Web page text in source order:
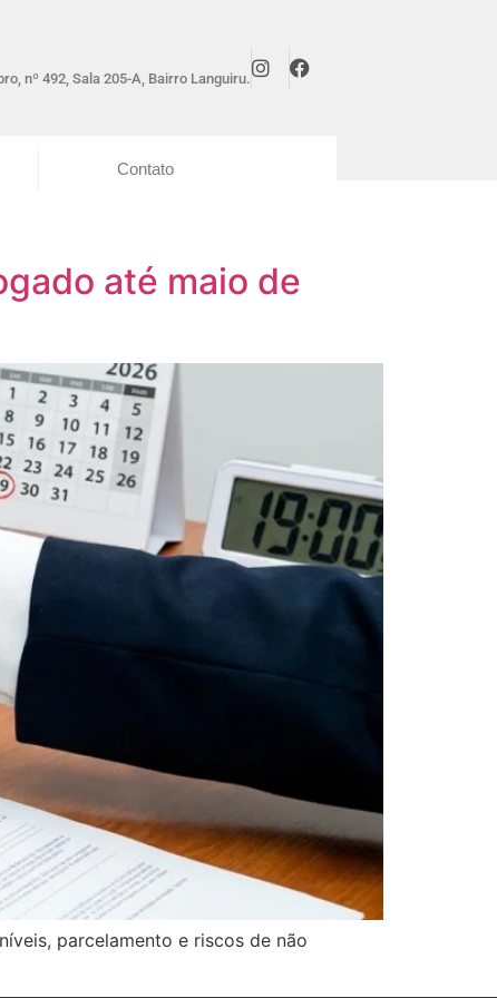
nº 492, Sala 205-A, Bairro Languiru.
Contato
até maio de
parcelamento e riscos de não